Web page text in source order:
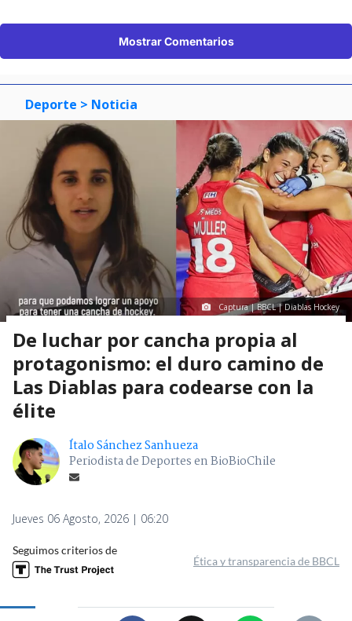
Mostrar Comentarios
Deporte > Noticia
Captura | BBCL | Diablas Hockey
De luchar por cancha propia al
protagonismo: el duro camino de
Las Diablas para codearse con la
élite
Ítalo Sánchez Sanhueza
Periodista de Deportes en BioBioChile
Jueves 06 Agosto, 2026 | 06:20
Seguimos criterios de
Ética y transparencia de BBCL